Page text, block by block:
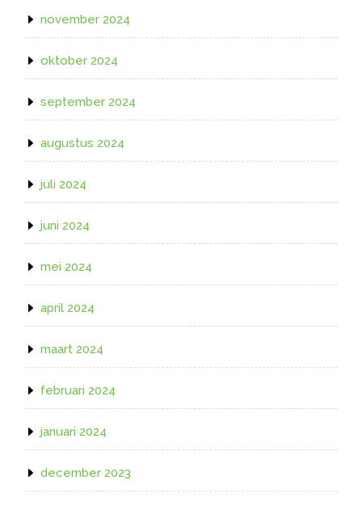
november 2024
oktober 2024
september 2024
augustus 2024
juli 2024
juni 2024
mei 2024
april 2024
maart 2024
februari 2024
januari 2024
december 2023